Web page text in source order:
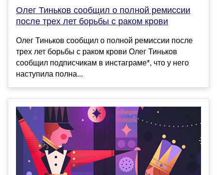
Олег Тиньков сообщил о полной ремиссии
после трех лет борьбы с раком крови
Олег Тиньков сообщил о полной ремиссии после
трех лет борьбы с раком крови Олег Тиньков
сообщил подписчикам в инстаграме*, что у него
наступила полна...